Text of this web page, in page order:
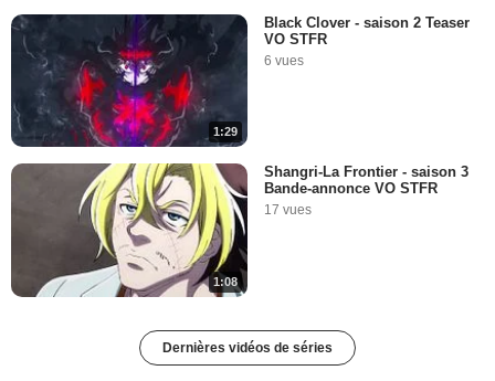
1:29
Black Clover - saison 2 Teaser
VO STFR
6 vues
1:08
Shangri-La Frontier - saison 3
Bande-annonce VO STFR
17 vues
Dernières vidéos de séries